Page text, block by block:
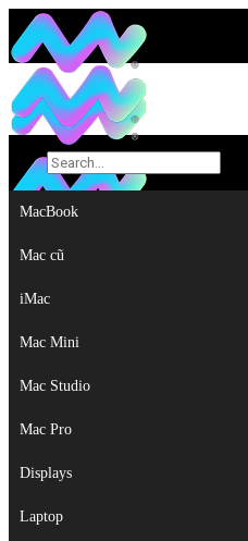
MacBook
Mac cũ
iMac
Mac Mini
Mac Studio
Mac Pro
Displays
MacBook
Mac cũ
iMac
Mac Mini
Mac Studio
Mac Pro
Displays
Laptop